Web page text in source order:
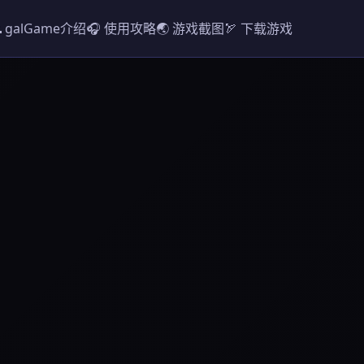
galGame介绍🎧 使用攻略🌏 游戏截图🏹 下载游戏